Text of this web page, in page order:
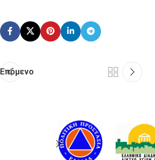
Επόμενο